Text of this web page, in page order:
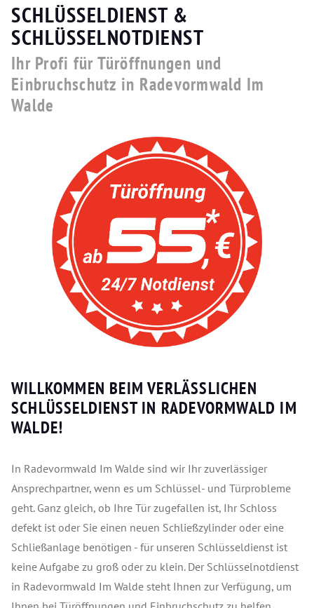
SCHLÜSSELDIENST &
SCHLÜSSELNOTDIENST
Ihr Profi für Türöffnungen und
Einbruchschutz in Radevormwald Im
Walde
WILLKOMMEN BEIM VERLÄSSLICHEN
SCHLÜSSELDIENST IN RADEVORMWALD IM
WALDE!
In Radevormwald Im Walde sind wir Ihr zuverlässiger
Ansprechpartner, wenn es um Schlüssel- und Türprobleme
geht. Ganz gleich, ob Ihre Tür zugefallen ist, Ihr Schloss
defekt ist oder Sie einen neuen Schließzylinder oder eine
Schließanlage benötigen - für unseren Schlüsseldienst ist
keine Aufgabe zu groß oder zu klein. Der Schlüsselnotdienst
in Radevormwald Im Walde steht Ihnen zur Verfügung, um